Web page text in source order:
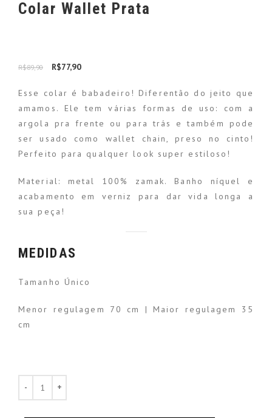
Colar Wallet Prata
R$89,90 O preço original era: R$89,90.
R$77,90
Esse colar é babadeiro! Diferentão do jeito que
amamos. Ele tem várias formas de uso: com a
argola pra frente ou para trás e também pode
ser usado como wallet chain, preso no cinto!
Perfeito para qualquer look super estiloso!
Material: metal 100% zamak. Banho níquel e
acabamento em verniz para dar vida longa a
sua peça!
MEDIDAS
Tamanho Único
Menor regulagem 70 cm | Maior regulagem 35
cm